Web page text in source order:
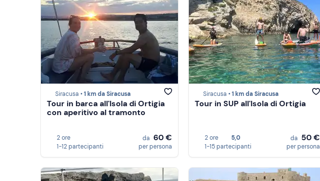
Siracusa •1 km da Siracusa
Tour in barca all'Isola di Ortigia
con aperitivo al tramonto
2 ore
1-12 partecipanti
da 60 €
per persona
Siracusa •1 km da Siracusa
Tour in SUP all'Isola di Ortigia
2 ore
5,0
1-15 partecipanti
da 50 €
per persona